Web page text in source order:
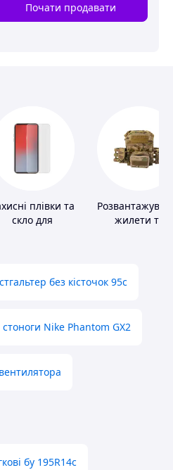
Почати продавати
плівки та
скло для
жилети та
без кісточок 95с
стоноги Nike Phantom GX2
бу 195R14c